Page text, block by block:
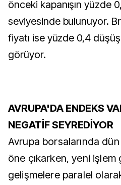
önceki kapanışın yüzde
seviyesinde bulunuyor.
fiyatı ise yüzde 0,4
görüyor.
AVRUPA'DA ENDEKS
NEGATİF SEYREDİYOR
Avrupa borsalarında dün
öne çıkarken, yeni
gelişmelere paralel